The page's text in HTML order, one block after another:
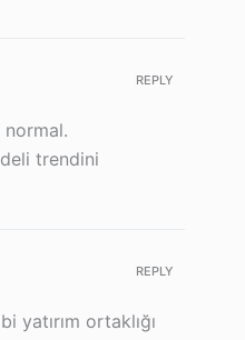
REPLY
normal.
trendini
REPLY
yatırım ortaklığı